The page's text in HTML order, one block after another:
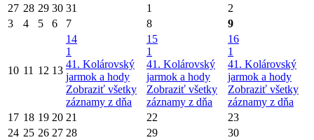
27 28 29 30 31 1
2
3
4 5 6 7 8 9
10 11 12 13
14
1
41. Kolárovský
jarmok a hody
Zobraziť všetky
záznamy z dňa
15
1
41. Kolárovský
jarmok a hody
Zobraziť všetky
záznamy z dňa
16
1
41. Kolárovský
jarmok a hody
Zobraziť všetky
záznamy z dňa
17 18 19 20 21 22
23
24 25 26 27 28 29
30